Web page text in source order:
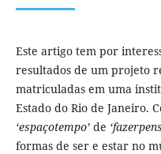
Este artigo tem por
resultados de um projeto
matriculadas em uma
Estado do Rio de Janeiro.
‘espaçotempo’ de
formas de ser e estar no